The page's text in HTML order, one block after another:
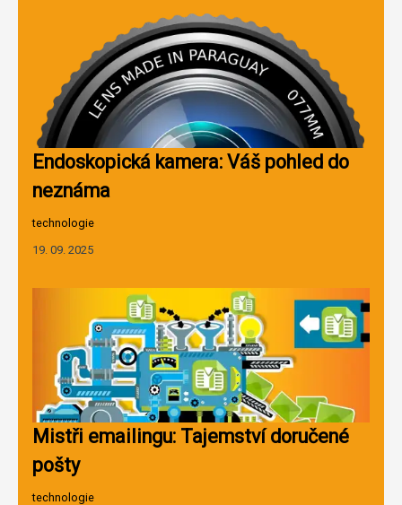
Endoskopická kamera: Váš pohled do
neznáma
technologie
19. 09. 2025
Mistři emailingu: Tajemství doručené
pošty
technologie